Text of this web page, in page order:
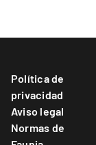
Política de
privacidad
Aviso legal
Normas de